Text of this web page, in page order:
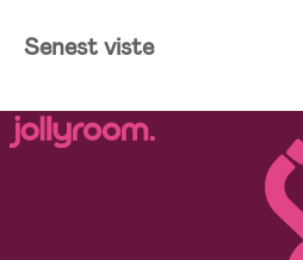
Senest viste